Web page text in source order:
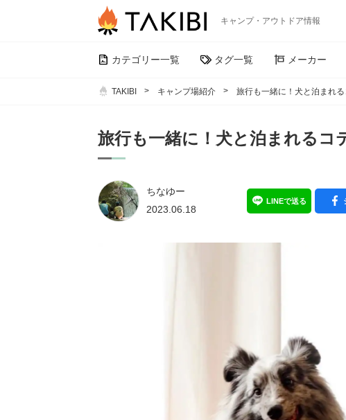
キャンプ・アウトドア情報
カテゴリー一覧 タグ一覧 メーカー
TAKIBI キャンプ場紹介 旅行も一緒に！犬と泊まれ
旅行も一緒に！犬と泊まれるコ
ちなゆー
2023.06.18
LINEで送る